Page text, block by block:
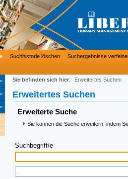
Suchhistorie löschen Suchergebnisse
Sie befinden sich hier: Erweitertes Suchen
Erweitertes Suchen
Erweiterte Suche
Sie können die Suche erweitern, indem
Suchbegriff/e